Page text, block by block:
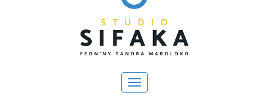
Toggle
navigation